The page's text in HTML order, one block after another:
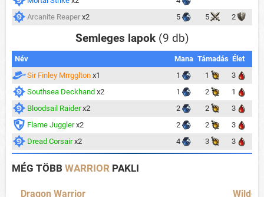
Arcanite Reaper x2 5 5 2
Semleges lapok (9 db)
Név Mana Támadás Élet
Sir Finley Mrrgglton x1 1 1
3
Southsea Deckhand x2 1 2
1
Bloodsail Raider x2 2 2
3
Flame Juggler x2 2 2
3
Dread Corsair x2 4 3 3
MÉG TÖBB WARRIOR PAKLI
Dragon Warrior Wild-